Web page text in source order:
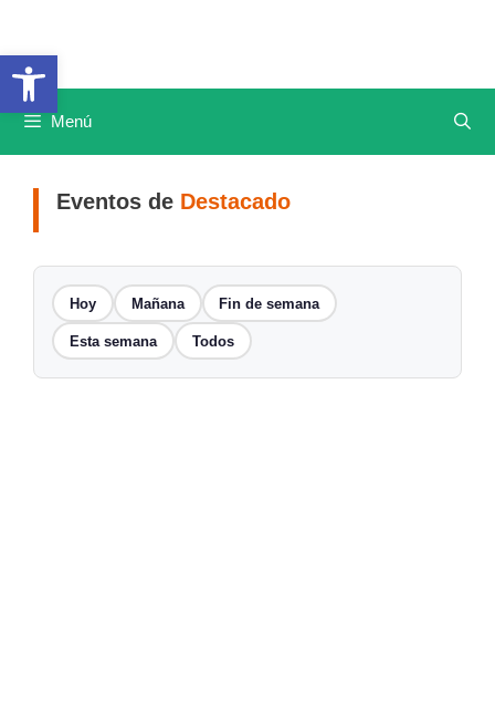
Abrir barra de herramientas
contenido
Menú
Eventos de Destacado
Hoy Mañana Fin de semana
Esta semana Todos